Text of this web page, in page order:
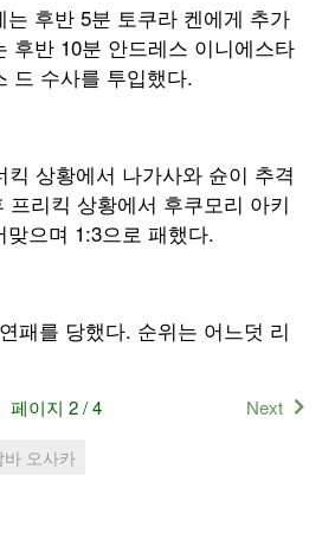
후반 5분 토쿠라 켄에게 추가
후반 10분 안드레스 이니에스타
드 수사를 투입했다.
킥 상황에서 나가사와 슌이 추격
프리킥 상황에서 후쿠모리 아키
으며 1:3으로 패했다.
패를 당했다. 순위는 어느덧 리
페이지 2 / 4 Next
바 오사카